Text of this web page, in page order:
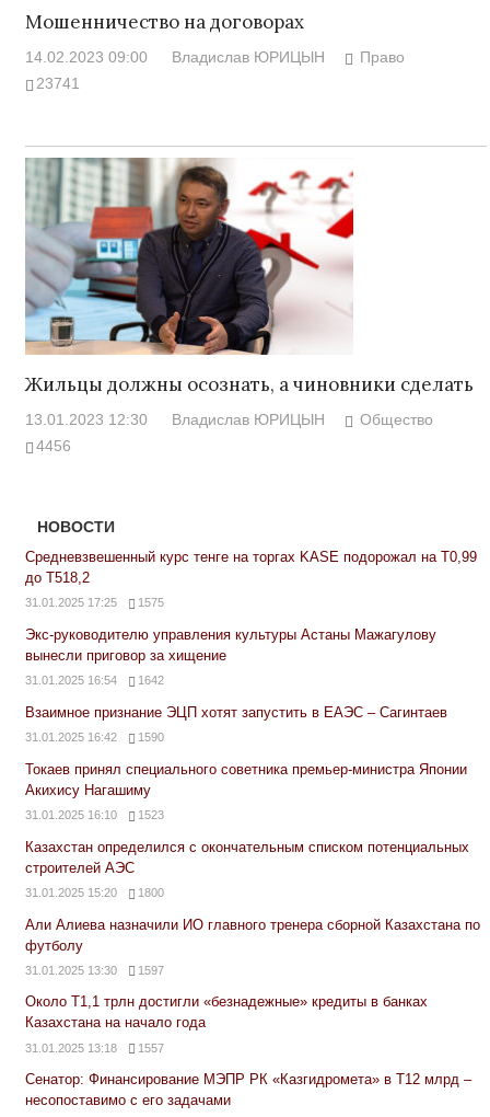
Мошенничество на договорах
14.02.2023 09:00 Владислав ЮРИЦЫН
Право
23741
Жильцы должны осознать, а чиновники сделать
13.01.2023 12:30 Владислав ЮРИЦЫН
Общество
4456
НОВОСТИ
Средневзвешенный курс тенге на торгах KASE подорожал на Т0,99
до Т518,2
31.01.2025 17:25 1575
Экс-руководителю управления культуры Астаны Мажагулову
вынесли приговор за хищение
31.01.2025 16:54 1642
Взаимное признание ЭЦП хотят запустить в ЕАЭС – Сагинтаев
31.01.2025 16:42 1590
Токаев принял специального советника премьер-министра Японии
Акихису Нагашиму
31.01.2025 16:10 1523
Казахстан определился с окончательным списком потенциальных
строителей АЭС
31.01.2025 15:20 1800
Али Алиева назначили ИО главного тренера сборной Казахстана по
футболу
31.01.2025 13:30 1597
Около Т1,1 трлн достигли «безнадежные» кредиты в банках
Казахстана на начало года
31.01.2025 13:18 1557
Сенатор: Финансирование МЭПР РК «Казгидромета» в Т12 млрд –
несопоставимо с его задачами